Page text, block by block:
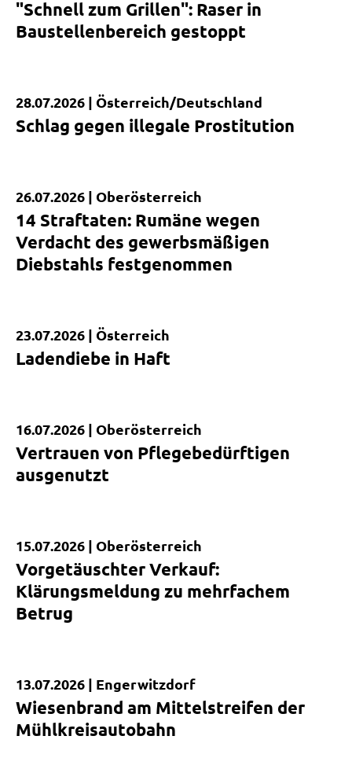
"Schnell zum Grillen": Raser in
Baustellenbereich gestoppt
Kurzmeldung
28.07.2026 | Österreich/Deutschland
Schlag gegen illegale Prostitution
Kurzmeldung
26.07.2026 | Oberösterreich
14 Straftaten: Rumäne wegen
Verdacht des gewerbsmäßigen
Diebstahls festgenommen
Kurzmeldung
23.07.2026 | Österreich
Ladendiebe in Haft
Kurzmeldung
16.07.2026 | Oberösterreich
Vertrauen von Pflegebedürftigen
ausgenutzt
Kurzmeldung
15.07.2026 | Oberösterreich
Vorgetäuschter Verkauf:
Klärungsmeldung zu mehrfachem
Betrug
Kurzmeldung
13.07.2026 | Engerwitzdorf
Wiesenbrand am Mittelstreifen der
Mühlkreisautobahn